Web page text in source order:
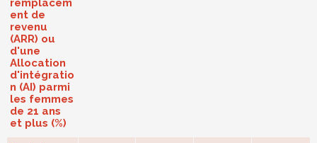
remplacem
ent de
revenu
(ARR) ou
d'une
Allocation
d'intégratio
n (AI) parmi
les femmes
de 21 ans
et plus (%)